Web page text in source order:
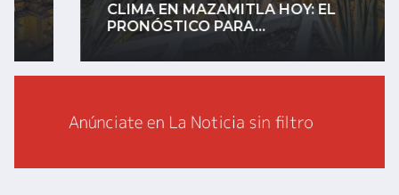
CLIMA EN MAZAMITLA HOY: EL
PRONÓSTICO PARA...